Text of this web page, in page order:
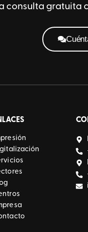
consulta gratuita